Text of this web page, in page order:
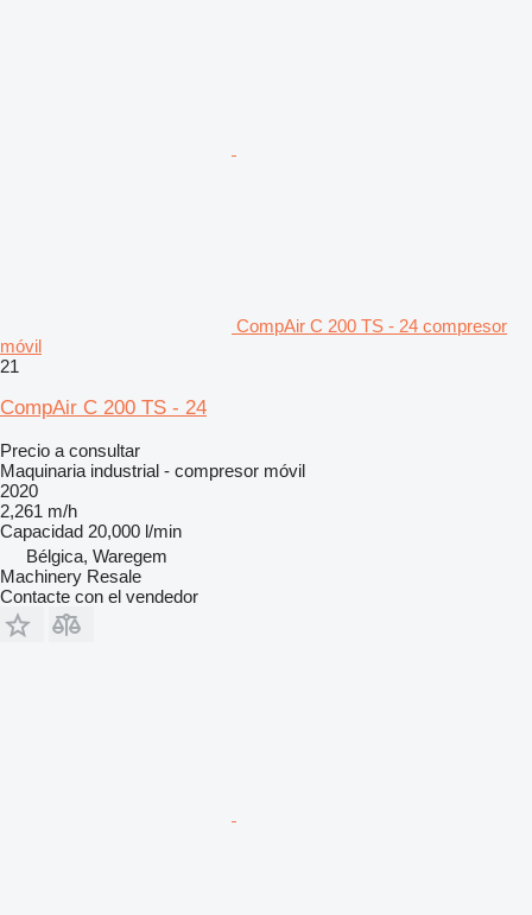
CompAir C 200 TS - 24 compresor
móvil
21
CompAir C 200 TS - 24
Precio a consultar
Maquinaria industrial - compresor móvil
2020
2,261 m/h
Capacidad 20,000 l/min
Bélgica, Waregem
Machinery Resale
Contacte con el vendedor